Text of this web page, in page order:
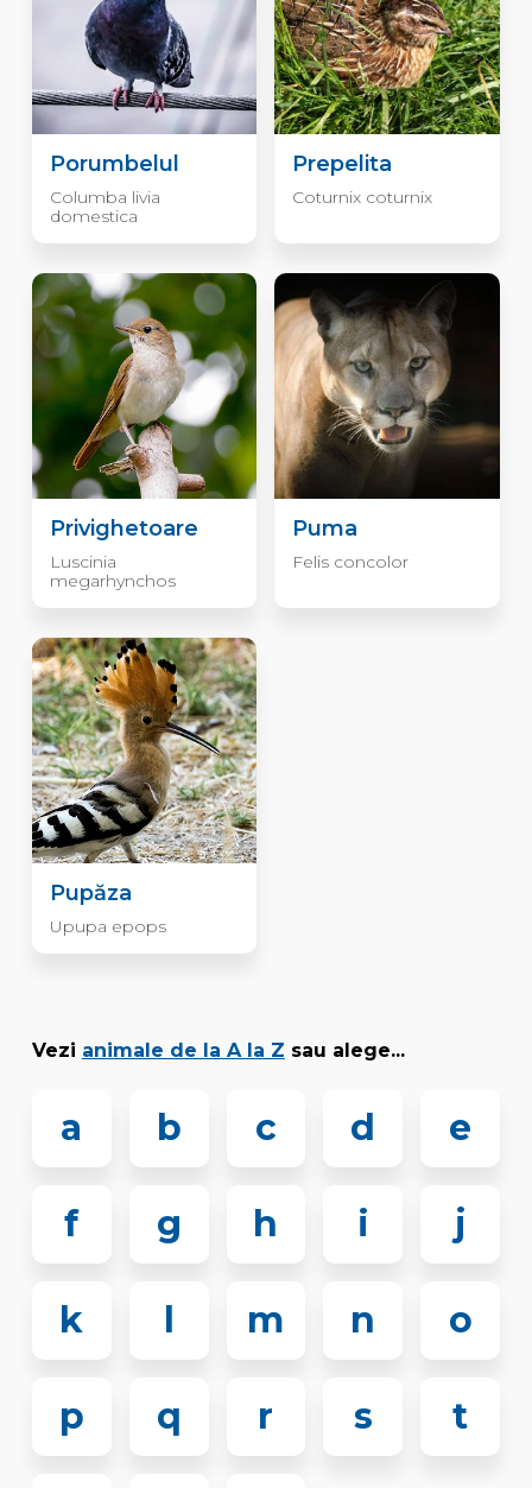
Porumbelul
Columba livia
domestica
Prepelita
Coturnix coturnix
Privighetoare
Luscinia
megarhynchos
Puma
Felis concolor
Pupăza
Upupa epops
Vezi animale de la A la Z sau alege...
a b c d e
f g h i j
k l m n o
p q r s t